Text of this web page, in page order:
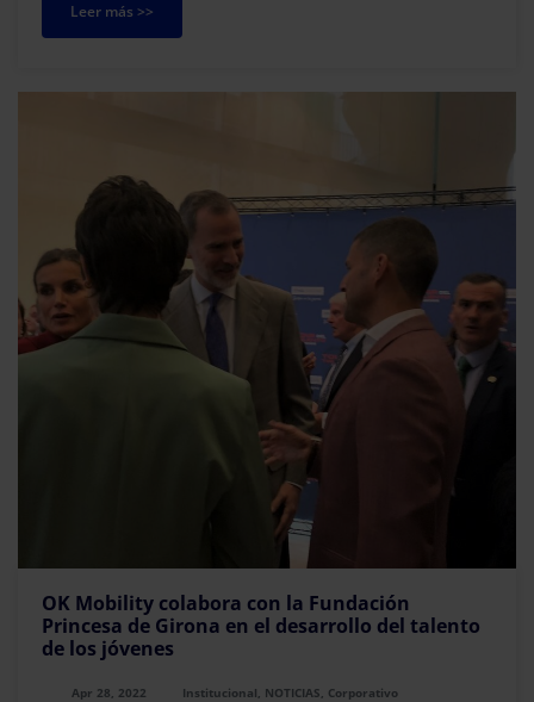
Leer más >>
OK Mobility colabora con la Fundación
Princesa de Girona en el desarrollo del talento
de los jóvenes
Apr 28, 2022 Institucional, NOTICIAS, Corporativo